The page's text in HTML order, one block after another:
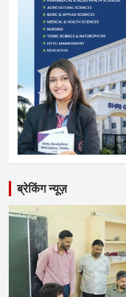
ब्रेकिंग न्यूज़